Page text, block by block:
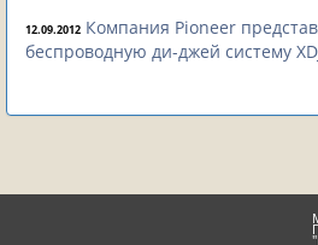
12.09.2012 Компания Pioneer
беспроводную ди-джей систему